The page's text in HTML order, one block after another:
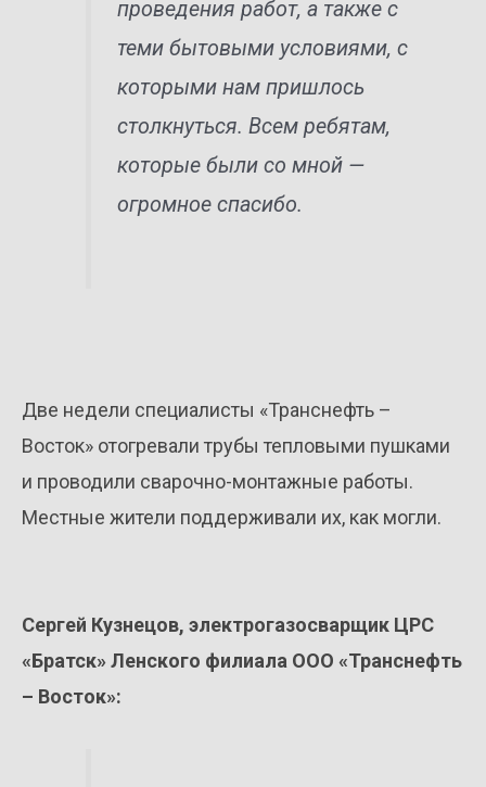
проведения работ, а также с
теми бытовыми условиями, с
которыми нам пришлось
столкнуться. Всем ребятам,
которые были со мной —
огромное спасибо.
Две недели специалисты «Транснефть –
Восток» отогревали трубы тепловыми пушками
и проводили сварочно-монтажные работы.
Местные жители поддерживали их, как могли.
Сергей Кузнецов, электрогазосварщик ЦРС
«Братск» Ленского филиала ООО «Транснефть
– Восток»: